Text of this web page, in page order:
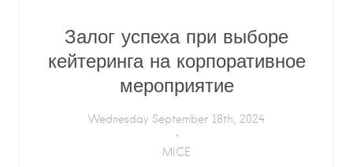
Залог успеха при выборе
кейтеринга на корпоративное
мероприятие
Wednesday September 18th, 2024
MICE